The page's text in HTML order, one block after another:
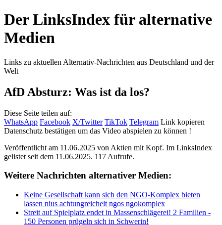
Der LinksIndex für alternative
Medien
Links zu aktuellen Alternativ-Nachrichten aus Deutschland und der
Welt
AfD Absturz: Was ist da los?
Diese Seite teilen auf:
WhatsApp Facebook X/Twitter TikTok Telegram Link kopieren
Datenschutz bestätigen um das Video abspielen zu können !
Veröffentlicht am 11.06.2025 von Aktien mit Kopf. Im LinksIndex
gelistet seit dem 11.06.2025. 117 Aufrufe.
Weitere Nachrichten alternativer Medien:
Keine Gesellschaft kann sich den NGO-Komplex bieten
lassen nius achtungreichelt ngos ngokomplex
Streit auf Spielplatz endet in Massenschlägerei! 2 Familien -
150 Personen prügeln sich in Schwerin!